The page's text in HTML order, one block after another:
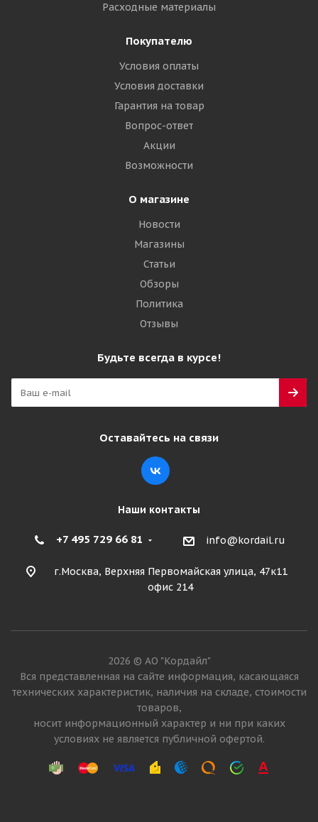
Расходные материалы
Покупателю
Условия оплаты
Условия доставки
Гарантия на товар
Вопрос-ответ
Акции
Возможности
О магазине
Новости
Магазины
Статьи
Обзоры
Политика
Отзывы
Будьте всегда в курсе!
Оставайтесь на связи
Наши контакты
+7 495 729 66 81 info@kordail.ru
г.Москва, Верхняя Первомайская улица, 47к11
офис 214
2026 © АО "Кордайл"
Вся представленная на сайте информация, касающаяся
технических характеристик, наличия на складе, стоимости
товаров,
носит информационный характер и ни при каких
условиях не является публичной офертой.